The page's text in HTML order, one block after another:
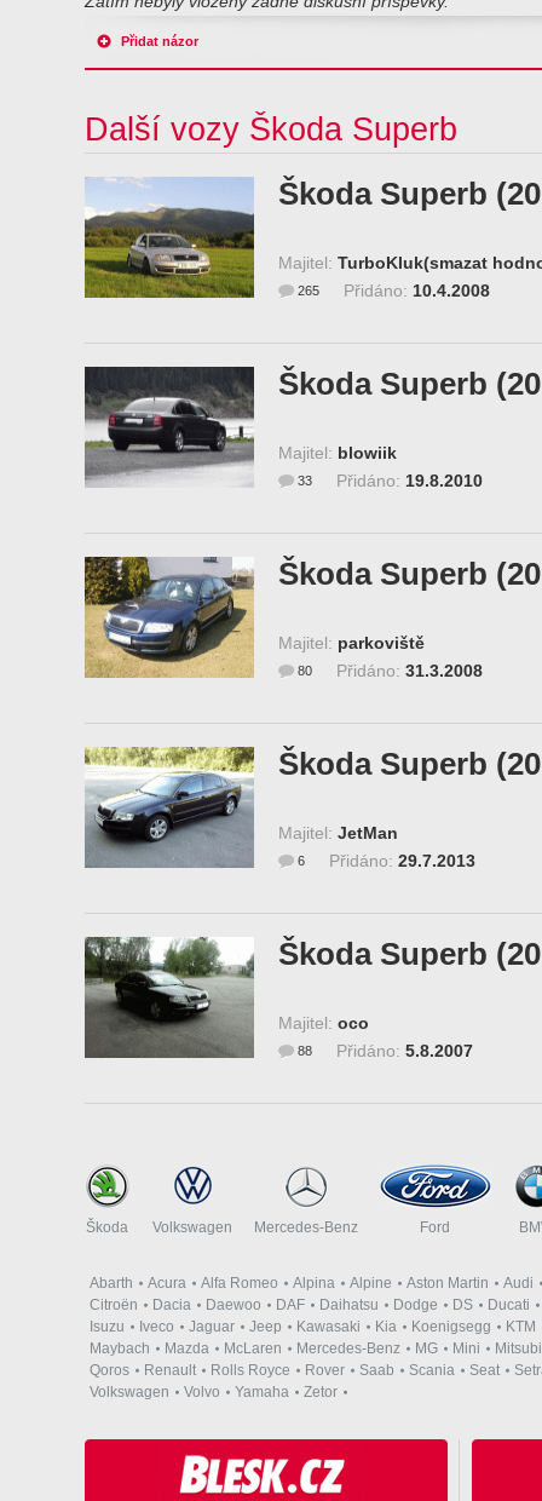
Přidat názor
Další vozy Škoda Superb
Škoda Superb
Majitel: TurboKluk(smazat
Přidáno: 10.4.2008
265
Škoda Superb
Majitel: blowiik
Přidáno: 19.8.2010
33
Škoda Superb
Majitel: parkoviště
Přidáno: 31.3.2008
80
Škoda Superb
Majitel: JetMan
Přidáno: 29.7.2013
6
Škoda Superb
Majitel: oco
Přidáno: 5.8.2007
88
Škoda Volkswagen Mercedes-Benz Ford
Abarth Acura Alfa Romeo Alpina Alpine Aston Martin
Audi
Citroën
Dacia Daewoo DAF Daihatsu Dodge DS
Ducati
Isuzu
Iveco Jaguar Jeep Kawasaki Kia Koenigsegg
KTM
Maybach
Mazda McLaren Mercedes-Benz MG Mini
Qoros
Renault Rolls Royce Rover Saab Scania Seat
Volkswagen
Volvo Yamaha Zetor